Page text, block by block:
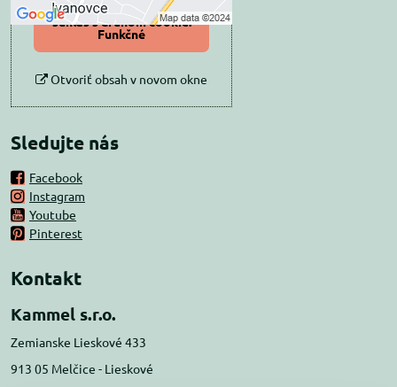
Povoliť a zapamätať -
súhlas s druhom cookie:
Funkčné
Otvoriť obsah v novom okne
Sledujte nás
Facebook
Instagram
Youtube
Pinterest
Kontakt
Kammel s.r.o.
Zemianske Lieskové 433
913 05 Melčice - Lieskové